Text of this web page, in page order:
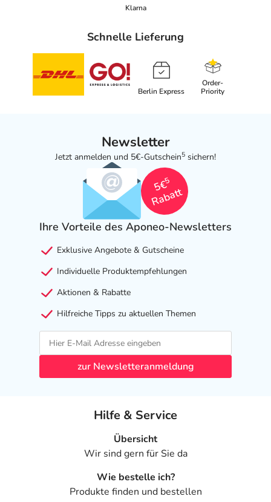
Klarna
Schnelle Lieferung
Berlin Express
Order-
Priority
Newsletter
Jetzt anmelden und 5€-Gutschein5 sichern!
5€
5
Rabatt
Ihre Vorteile des Aponeo-Newsletters
Exklusive Angebote & Gutscheine
Individuelle Produktempfehlungen
Aktionen & Rabatte
Hilfreiche Tipps zu aktuellen Themen
zur Newsletteranmeldung
Hilfe & Service
Übersicht
Wir sind gern für Sie da
Wie bestelle ich?
Produkte finden und bestellen